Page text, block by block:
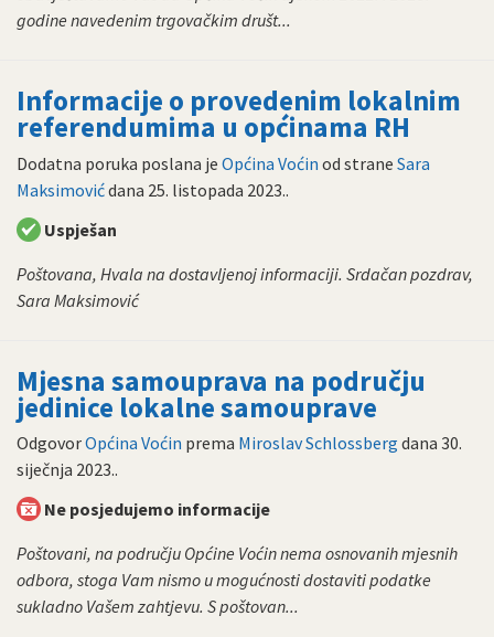
godine navedenim trgovačkim društ...
Informacije o provedenim lokalnim
referendumima u općinama RH
Dodatna poruka poslana je Općina Voćin od strane Sara
Maksimovićdana 25. listopada 2023..
Uspješan
Poštovana, Hvala na dostavljenoj informaciji. Srdačan pozdrav,
Sara Maksimović
Mjesna samouprava na području
jedinice lokalne samouprave
OdgovorOpćina Voćin prema Miroslav Schlossberg dana 30.
siječnja 2023..
Ne posjedujemo informacije
Poštovani, na području Općine Voćin nema osnovanih mjesnih
odbora, stoga Vam nismo u mogućnosti dostaviti podatke
sukladno Vašem zahtjevu. S poštovan...